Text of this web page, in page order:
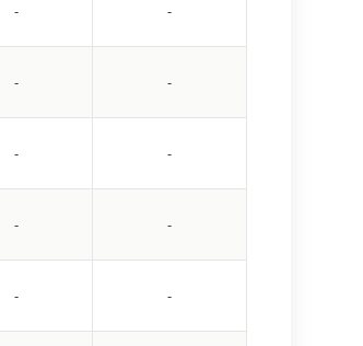
- -
- -
- -
- -
- -